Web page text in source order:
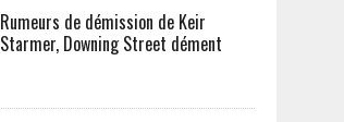
Rumeurs de démission de Keir
Starmer, Downing Street dément